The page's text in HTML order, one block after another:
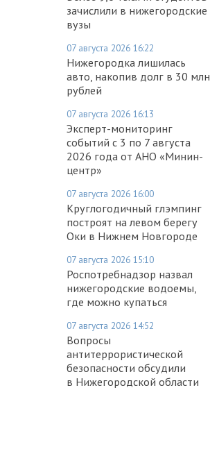
зачислили в нижегородские
вузы
07 августа 2026 16:22
Нижегородка лишилась
авто, накопив долг в 30 млн
рублей
07 августа 2026 16:13
Эксперт-мониторинг
событий с 3 по 7 августа
2026 года от АНО «Минин-
центр»
07 августа 2026 16:00
Круглогодичный глэмпинг
построят на левом берегу
Оки в Нижнем Новгороде
07 августа 2026 15:10
Роспотребнадзор назвал
нижегородские водоемы,
где можно купаться
07 августа 2026 14:52
Вопросы
антитеррористической
безопасности обсудили
в Нижегородской области